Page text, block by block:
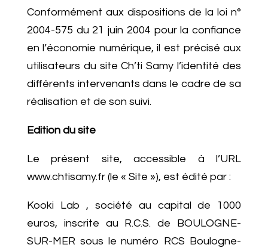
Conformément aux dispositions de la loi n°
2004-575 du 21 juin 2004 pour la confiance
en l’économie numérique, il est précisé aux
utilisateurs du site Ch’ti Samy l’identité des
différents intervenants dans le cadre de sa
réalisation et de son suivi.
Edition du site
Le présent site, accessible à l’URL
www.chtisamy.fr (le « Site »), est édité par :
Kooki Lab , société au capital de 1000
euros, inscrite au R.C.S. de BOULOGNE-
SUR-MER sous le numéro RCS Boulogne-